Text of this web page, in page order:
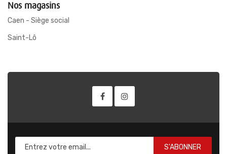
Nos magasins
Caen - Siège social
Saint-Lô
S'ABONNER